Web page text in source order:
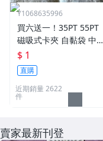
Y1068635996
買六送一！35PT 55PT
磁吸式卡夾 自黏袋 中華
職棒球員卡 遊戲王 寶可
夢PTCG 漫威 ultra pro
可用
$ 1
直購
近期銷量 2622
件
賣家最新刊登